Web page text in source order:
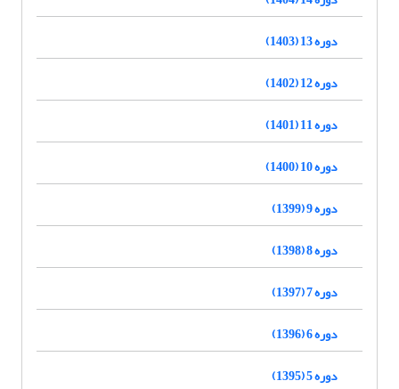
دوره 13 (1403)
دوره 12 (1402)
دوره 11 (1401)
دوره 10 (1400)
دوره 9 (1399)
دوره 8 (1398)
دوره 7 (1397)
دوره 6 (1396)
دوره 5 (1395)